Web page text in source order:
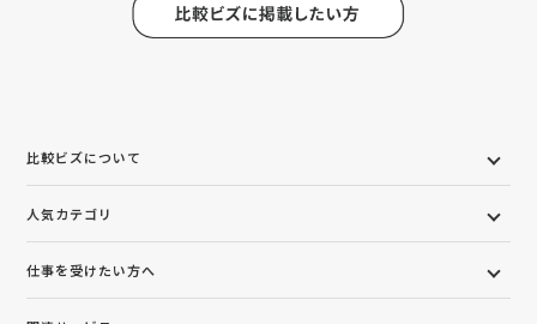
比較ビズについて
人気カテゴリ
仕事を受けたい方へ